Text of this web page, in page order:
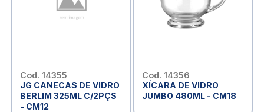
Cod. 14355
JG CANECAS DE VIDRO
BERLIM 325ML C/2PÇS
- CM12
Cod. 14356
XÍCARA DE VIDRO
JUMBO 480ML - CM18